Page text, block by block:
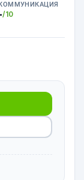
/10